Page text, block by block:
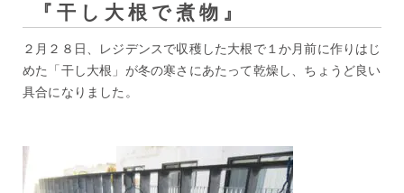
『干し大根で煮物』
２月２８日、レジデンスで収穫した大根で１か月前に作りはじ
めた「干し大根」が冬の寒さにあたって乾燥し、ちょうど良い
具合になりました。